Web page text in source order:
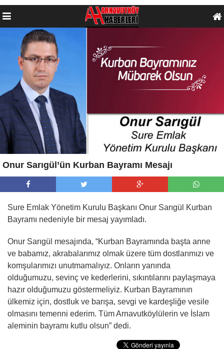
Onur Sarıgül’ün Kurban Bayramı Mesajı
Sure Emlak Yönetim Kurulu Başkanı Onur Sarıgül Kurban
Bayramı nedeniyle bir mesaj yayımladı.
Onur Sarıgül mesajında, “Kurban Bayramında başta anne
ve babamız, akrabalarımız olmak üzere tüm dostlarımızı ve
komşularımızı unutmamalıyız. Onların yanında
olduğumuzu, sevinç ve kederlerini, sıkıntılarını paylaşmaya
hazır olduğumuzu göstermeliyiz. Kurban Bayramının
ülkemiz için, dostluk ve barışa, sevgi ve kardeşliğe vesile
olmasını temenni ederim. Tüm Arnavutköylülerin ve İslam
aleminin bayramı kutlu olsun” dedi.